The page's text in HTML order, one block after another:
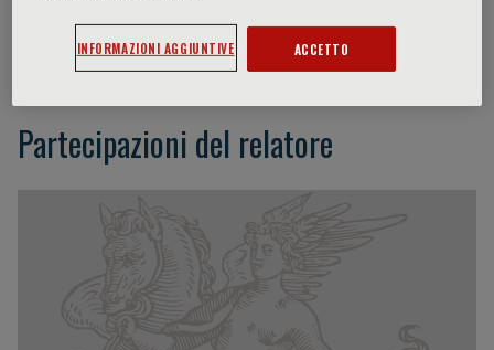
F. Giangaspero
Partecipazioni del relatore
INFORMAZIONI AGGIUNTIVE ACCETTO